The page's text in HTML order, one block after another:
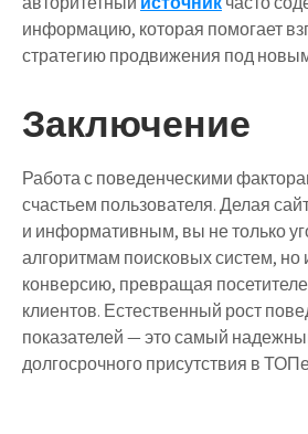
информацию, которая помогает
стратегию продвижения под
Заключение
Работа с поведенческими
счастьем пользователя. Делая
и информативным, вы не только
алгоритмам поисковых систем,
конверсию, превращая
клиентов. Естественный рост
показателей — это самый
долгосрочного присутствия в